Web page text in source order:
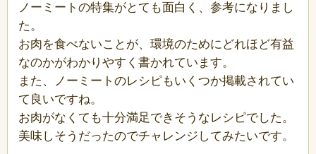
ノーミートの特集がとても面白く、参考になりまし
た。
お肉を食べないことが、環境のためにどれほど有益
なのかがわかりやすく書かれています。
また、ノーミートのレシピもいくつか掲載されてい
て良いですね。
お肉がなくても十分満足できそうなレシピでした。
美味しそうだったのでチャレンジしてみたいです。